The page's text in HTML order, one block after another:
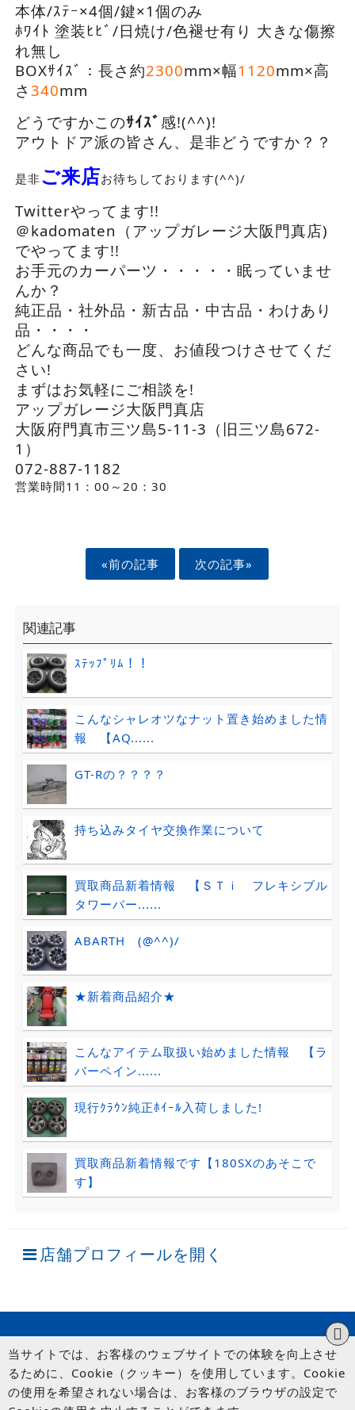
本体/ｽﾃｰ×4個/鍵×1個のみ
ﾎﾜｲﾄ 塗装ﾋﾋﾞ/日焼け/色褪せ有り 大きな傷擦
れ無し
BOXｻｲｽﾞ：長さ約2300mm×幅1120mm×高
さ 340mm
どうですかこのｻｲｽﾞ 感!(^^)!
アウトドア派の皆さん、是非どうですか？？
是非ご来店お待ちしております(^^)/
Twitterやってます!!
＠kadomaten（アップガレージ大阪門真店)
でやってます!!
お手元のカーパーツ・・・・・眠っていませ
んか？
純正品・社外品・新古品・中古品・わけあり
品・・・・
どんな商品でも一度、お値段つけさせてくだ
さい!
まずはお気軽にご相談を!
アップガレージ大阪門真店
大阪府門真市三ツ島5-11-3（旧三ツ島672-
1）
072-887-1182
営業時間11：00～20：30
«前の記事 次の記事»
関連記事
ｽﾃｯﾌﾟﾘﾑ！！
こんなシャレオツなナット置き始めました情
報 【AQ......
GT-Rの？？？？
持ち込みタイヤ交換作業について
買取商品新着情報 【ＳＴｉ フレキシブル
タワーバー......
ABARTH (@^^)/
★新着商品紹介★
こんなアイテム取扱い始めました情報 【ラ
バーペイン......
現行ｸﾗｳﾝ純正ﾎｲｰﾙ入荷しました!
買取商品新着情報です【180SXのあそこで
す】
店舗プロフィールを開く
当サイトでは、お客様のウェブサイトでの体験を向上させ
るために、Cookie（クッキー）を使用しています。Cookie
の使用を希望されない場合は、お客様のブラウザの設定で